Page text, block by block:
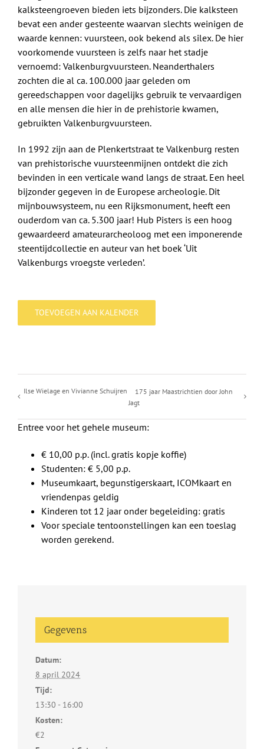
kalksteengroeven bieden iets bijzonders. Die kalksteen
bevat een ander gesteente waarvan slechts weinigen de
waarde kennen: vuursteen, ook bekend als silex. De hier
voorkomende vuursteen is zelfs naar het stadje
vernoemd: Valkenburgvuursteen. Neanderthalers
zochten die al ca. 100.000 jaar geleden om
gereedschappen voor dagelijks gebruik te vervaardigen
en alle mensen die hier in de prehistorie kwamen,
gebruikten Valkenburgvuursteen.
In 1992 zijn aan de Plenkertstraat te Valkenburg resten
van prehistorische vuursteenmijnen ontdekt die zich
bevinden in een verticale wand langs de straat. Een heel
bijzonder gegeven in de Europese archeologie. Dit
mijnbouwsysteem, nu een Rijksmonument, heeft een
ouderdom van ca. 5.300 jaar! Hub Pisters is een hoog
gewaardeerd amateurarcheoloog met een imponerende
steentijdcollectie en auteur van het boek ‘Uit
Valkenburgs vroegste verleden’.
TOEVOEGEN AAN KALENDER
Ilse Wielage en Vivianne Schuijren
175 jaar Maastrichtien door John
Jagt
Entree voor het gehele museum:
€ 10,00 p.p. (incl. gratis kopje koffie)
Studenten: € 5,00 p.p.
Museumkaart, begunstigerskaart, ICOMkaart en
vriendenpas geldig
Kinderen tot 12 jaar onder begeleiding: gratis
Voor speciale tentoonstellingen kan een toeslag
worden gerekend.
Gegevens
Datum:
8 april 2024
Tijd:
13:30 - 16:00
Kosten:
€2